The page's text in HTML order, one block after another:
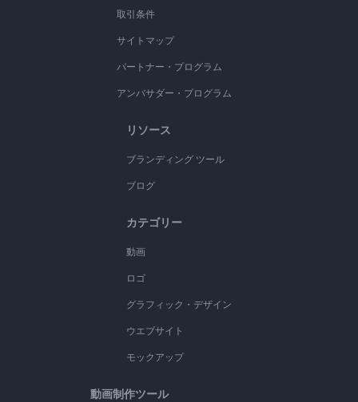
取引条件
サイトマップ
パートナー・プログラム
アンバサダー・プログラム
リソース
ブランディング ツール
ブログ
カテゴリー
動画
ロゴ
グラフィック・デザイン
ウエブサイト
モックアップ
動画制作ツール